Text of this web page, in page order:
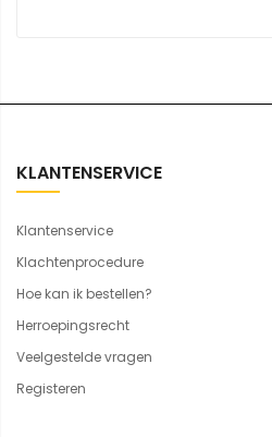
KLANTENSERVICE
Klantenservice
Klachtenprocedure
Hoe kan ik bestellen?
Herroepingsrecht
Veelgestelde vragen
Registeren